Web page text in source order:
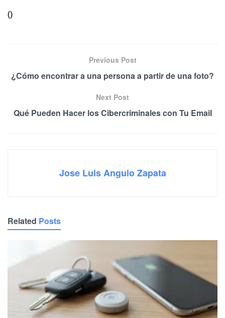
(ㅤㅤㅤㅤㅤㅤㅤㅤㅤㅤㅤㅤㅤㅤㅤㅤㅤㅤㅤㅤㅤㅤㅤㅤㅤㅤㅤㅤㅤㅤㅤㅤㅤㅤㅤㅤㅤㅤㅤㅤㅤㅤㅤㅤㅤㅤㅤㅤㅤㅤㅤㅤㅤㅤㅤㅤㅤㅤㅤㅤㅤㅤㅤㅤㅤㅤㅤㅤㅤㅤㅤㅤㅤㅤㅤㅤㅤㅤㅤㅤㅤㅤㅤㅤㅤㅤㅤㅤㅤㅤㅤㅤㅤㅤㅤㅤㅤㅤㅤㅤㅤㅤㅤㅤㅤㅤㅤㅤㅤㅤㅤㅤㅤㅤㅤㅤㅤㅤㅤㅤㅤㅤㅤㅤㅤㅤㅤㅤㅤㅤㅤㅤㅤㅤㅤㅤㅤㅤㅤㅤㅤㅤㅤㅤㅤㅤㅤㅤㅤㅤㅤㅤㅤㅤㅤㅤㅤㅤㅤㅤㅤㅤㅤㅤㅤㅤㅤㅤㅤㅤㅤㅤㅤㅤㅤㅤㅤㅤㅤㅤㅤㅤㅤㅤㅤㅤㅤㅤㅤㅤㅤㅤㅤㅤㅤㅤㅤㅤㅤㅤㅤㅤㅤㅤㅤㅤㅤㅤㅤㅤㅤㅤㅤㅤㅤㅤㅤㅤㅤㅤㅤㅤㅤㅤㅤㅤㅤㅤㅤㅤㅤㅤㅤㅤㅤㅤㅤㅤㅤㅤㅤㅤㅤㅤㅤㅤㅤㅤㅤㅤㅤㅤㅤㅤㅤㅤㅤㅤㅤㅤㅤㅤㅤㅤㅤㅤㅤㅤㅤㅤㅤㅤㅤㅤㅤㅤㅤㅤㅤㅤㅤㅤㅤㅤㅤㅤㅤㅤㅤㅤㅤㅤㅤㅤㅤㅤㅤㅤㅤㅤㅤㅤㅤㅤㅤㅤㅤㅤㅤㅤㅤㅤㅤㅤㅤㅤㅤㅤㅤㅤㅤㅤㅤㅤㅤㅤㅤㅤㅤㅤㅤㅤㅤㅤㅤㅤㅤㅤㅤㅤㅤㅤㅤㅤㅤㅤㅤㅤㅤㅤㅤㅤㅤㅤㅤㅤㅤㅤㅤㅤㅤㅤㅤㅤㅤㅤㅤㅤㅤㅤㅤㅤㅤㅤㅤㅤㅤㅤㅤㅤㅤㅤㅤㅤㅤㅤㅤㅤㅤㅤㅤㅤㅤㅤㅤㅤㅤㅤㅤㅤㅤㅤㅤㅤㅤㅤㅤㅤㅤㅤㅤㅤㅤㅤㅤㅤㅤㅤㅤㅤㅤㅤㅤㅤㅤㅤㅤㅤㅤㅤㅤㅤㅤㅤㅤㅤㅤㅤㅤㅤㅤㅤㅤㅤㅤㅤㅤㅤㅤㅤㅤㅤㅤㅤㅤㅤㅤㅤㅤㅤㅤㅤㅤㅤㅤㅤㅤㅤㅤㅤㅤㅤㅤㅤㅤㅤㅤㅤㅤㅤㅤㅤㅤㅤㅤㅤㅤㅤㅤㅤㅤㅤㅤㅤㅤㅤㅤㅤㅤㅤㅤㅤㅤㅤㅤㅤㅤㅤㅤㅤㅤㅤㅤㅤㅤㅤㅤㅤㅤㅤㅤㅤㅤㅤㅤㅤㅤㅤㅤㅤㅤㅤㅤㅤㅤㅤㅤㅤㅤㅤㅤㅤㅤㅤㅤㅤㅤㅤㅤㅤㅤㅤ)
Previous Post
¿Cómo encontrar a una persona a partir de una foto?
Next Post
Qué Pueden Hacer los Cibercriminales con Tu Email
Jose Luis Angulo Zapata
Related Posts